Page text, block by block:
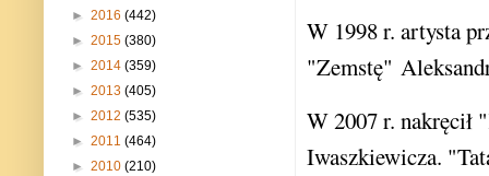
W 1998 r. artysta
"Zemstę"
W 2007 r. nakręcił
Iwaszkiewicza.
► 2016 (442)
► 2015 (380)
► 2014 (359)
► 2013 (405)
► 2012 (535)
► 2011 (464)
► 2010 (210)